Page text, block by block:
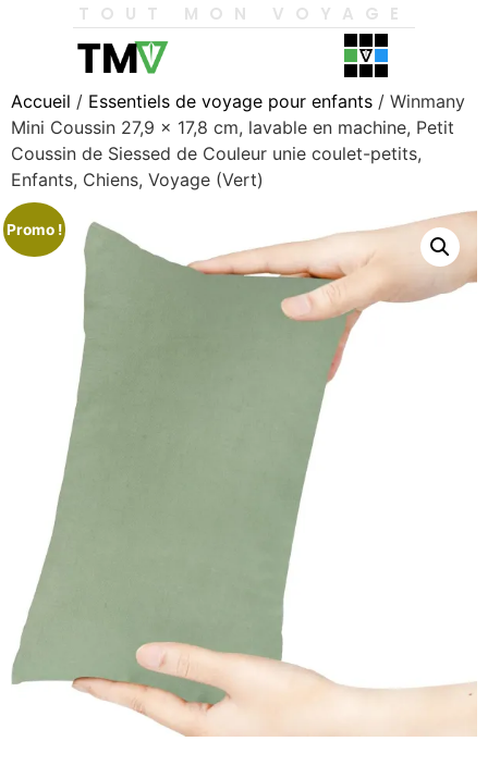
TOUT MON VOYAGE
Accueil / Essentiels de voyage pour enfants / Winmany
Mini Coussin 27,9 x 17,8 cm, lavable en machine, Petit
Coussin de Siessed de Couleur unie coulet-petits,
Enfants, Chiens, Voyage (Vert)
Promo !